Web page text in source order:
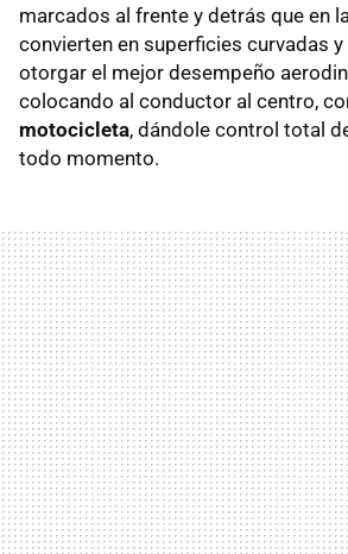
marcados al frente y detrás que en
convierten en superficies curvadas
otorgar el mejor desempeño
colocando al conductor al centro,
motocicleta, dándole control total
todo momento.